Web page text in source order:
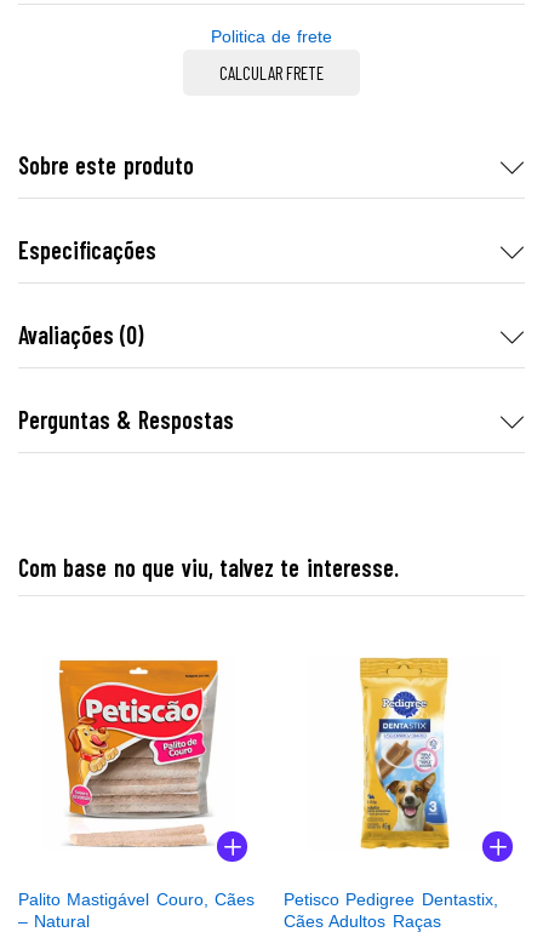
Politica de frete
CALCULAR FRETE
Sobre este produto
Especificações
Avaliações (0)
Perguntas & Respostas
Com base no que viu, talvez te interesse.
Palito Mastigável Couro, Cães
– Natural
Petisco Pedigree Dentastix,
Cães Adultos Raças